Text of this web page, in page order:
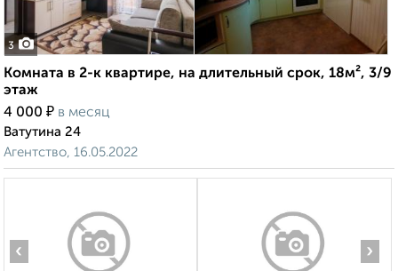
3
Комната в 2-к квартире, на длительный срок, 18м², 3/9
этаж
4 000 ₽ в месяц
Ватутина 24
Агентство, 16.05.2022
‹ ›